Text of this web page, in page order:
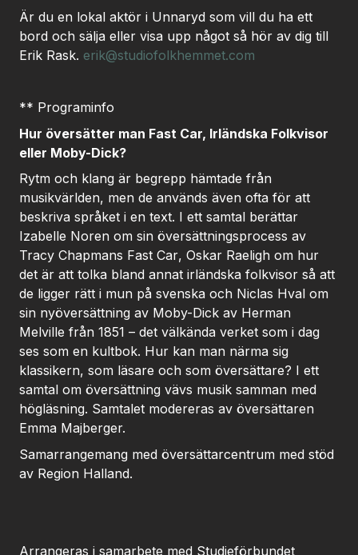
Är du en lokal aktör i Unnaryd som vill du ha ett
bord och sälja eller visa upp något så hör av dig till
Erik Rask. erik@studiofolkhemmet.com
** Programinfo
Hur översätter man Fast Car, Irländska Folkvisor
eller Moby-Dick?
Rytm och klang är begrepp hämtade från
musikvärlden, men de används även ofta för att
beskriva språket i en text. I ett samtal berättar
Izabelle Noren om sin översättningsprocess av
Tracy Chapmans Fast Car, Oskar Raeligh om hur
det är att tolka bland annat irländska folkvisor så att
de ligger rätt i mun på svenska och Niclas Hval om
sin nyöversättning av Moby-Dick av Herman
Melville från 1851 – det välkända verket som i dag
ses som en kultbok. Hur kan man närma sig
klassikern, som läsare och som översättare? I ett
samtal om översättning vävs musik samman med
högläsning. Samtalet modereras av översättaren
Emma Majberger.
Samarrangemang med översättarcentrum med stöd
av Region Halland.
Arrangeras i samarbete med Studieförbundet